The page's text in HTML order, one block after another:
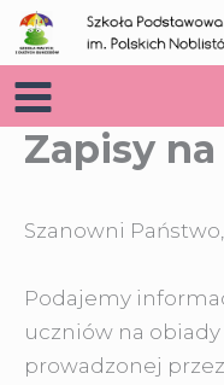
Przejdź
do
treści
Zapisy
Szanowni Państwo,
Podajemy
uczniów na obiady
prowadzonej przez